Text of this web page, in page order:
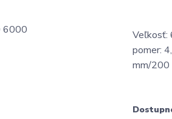
Veľkosť:
pomer:
mm/200